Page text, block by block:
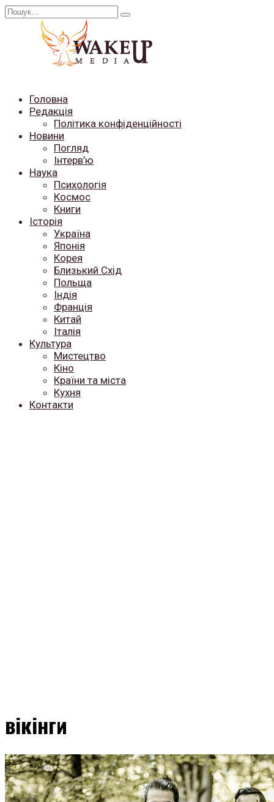
Перейти
Search
Головна
Редакція
Політика конфіденційності
Новини
Погляд
Інтерв’ю
Наука
Психологія
Космос
Книги
Історія
Україна
Японія
Корея
Близький Схід
Польща
Індія
Франція
Китай
Італія
Культура
Мистецтво
Кіно
Країни та міста
Кухня
Контакти
вікінги